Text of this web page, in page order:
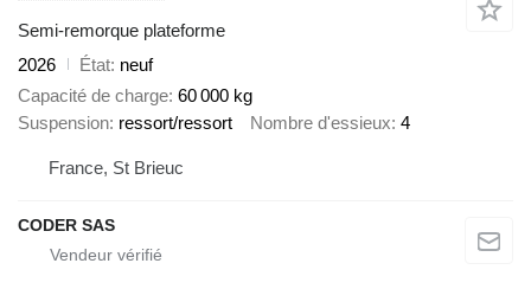
Semi-remorque plateforme
2026
État neuf
Capacité de charge 60 000 kg
Suspension ressort/ressort Nombre d'essieux 4
France, St Brieuc
CODER SAS